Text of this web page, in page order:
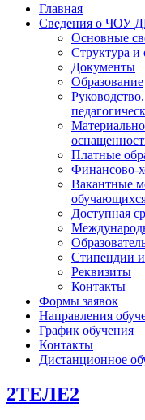
Главная
Сведения о ЧОУ
Основные
Структура и
Документы
Образование
Платные
Финансово-
Вакантные
Доступная
Стипендии
Реквизиты
Контакты
Формы заявок
Направления
График обучения
Контакты
Дистанционное
2ТЕЛЕ2